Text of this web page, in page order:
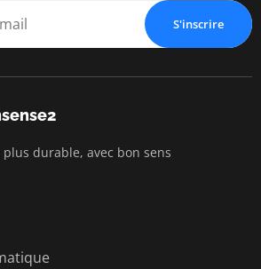
S'inscrire
durable, avec bon sens